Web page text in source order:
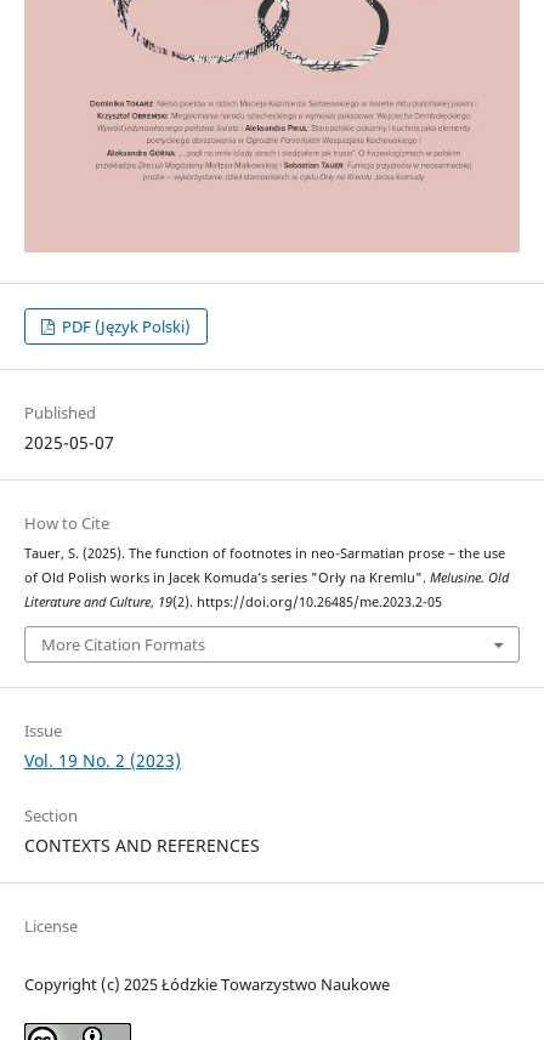
PDF (Język Polski)
Published
2025-05-07
How to Cite
Tauer, S. (2025). The function of footnotes in neo-Sarmatian prose – the use
of Old Polish works in Jacek Komuda’s series "Orły na Kremlu". Melusine. Old
Literature and Culture, 19(2). https://doi.org/10.26485/me.2023.2-05
More Citation Formats
Issue
Vol. 19 No. 2 (2023)
Section
CONTEXTS AND REFERENCES
License
Copyright (c) 2025 Łódzkie Towarzystwo Naukowe